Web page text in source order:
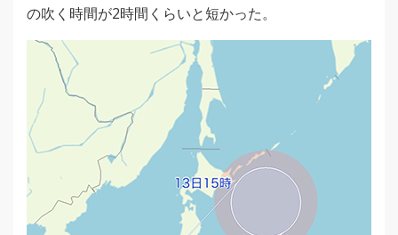
の吹く時間が2時間くらいと短かった。